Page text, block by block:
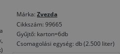
Márka: Zvezda
Cikkszám: 99665
Gyűjtő: karton=6db
Csomagolási egység: db (2.500 liter)